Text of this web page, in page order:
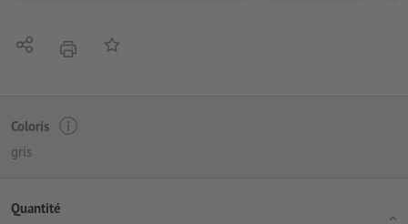
PartagerimprimerAjouter à liste d'article
Coloris
gris
Quantité